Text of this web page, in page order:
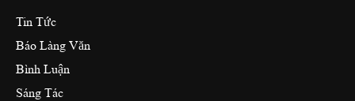
Tin Tức
Báo Làng Văn
Bình Luận
Sáng Tác